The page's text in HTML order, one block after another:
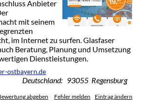
Anbieter
mit seinem
im Internet zu surfen. Glasfaser
Beratung, Planung und Umsetzung
Dienstleistungen.
ostbayern.de
Deutschland: 93055 Regensburg
abgeben Fehler melden Eintrag ändern